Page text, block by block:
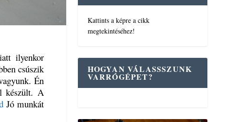
ilyenkor
csúszik
Én
készült. A
Jó munkát
Kattints a képre a cikk
megtekintéséhez!
HOGYAN VÁLASSSZUNK
VARRÓGÉPET?